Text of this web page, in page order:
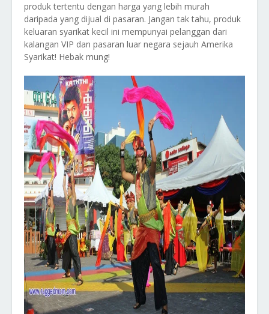
produk tertentu dengan harga yang lebih murah
daripada yang dijual di pasaran. Jangan tak tahu, produk
keluaran syarikat kecil ini mempunyai pelanggan dari
kalangan VIP dan pasaran luar negara sejauh Amerika
Syarikat! Hebak mung!